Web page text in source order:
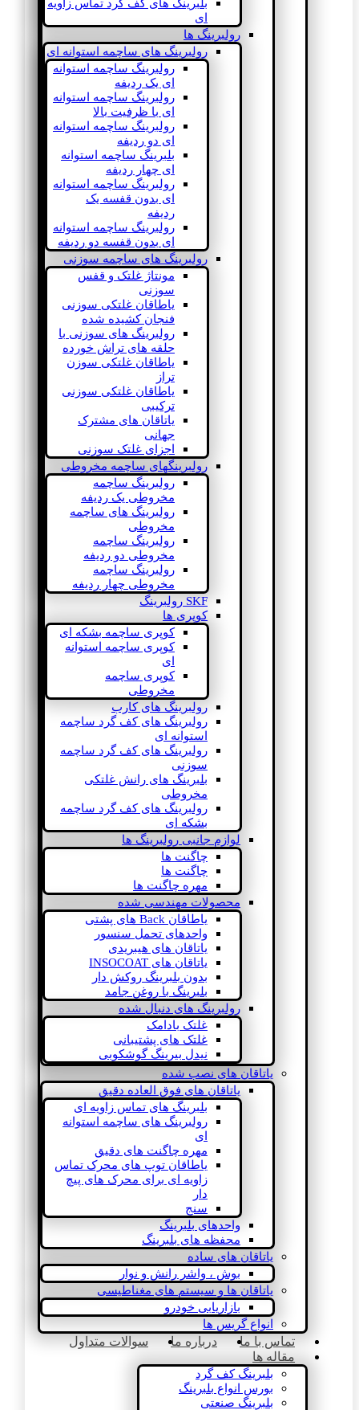
بلبرینگ های کف گرد تماس زاویه
ای
رولبرینگ ها
رولبرینگ های ساچمه استوانه ای
رولبرینگ ساچمه استوانه
ای یک ردیفه
رولبرینگ ساچمه استوانه
ای با ظرفیت بالا
رولبرینگ ساچمه استوانه
ای دو ردیفه
بلبرینگ ساچمه استوانه
ای چهار ردیفه
رولبرینگ ساچمه استوانه
ای بدون قفسه یک
ردیفه
رولبرینگ ساچمه استوانه
ای بدون قفسه دو ردیفه
رولبرینگ های ساچمه سوزنی
مونتاژ غلتک و قفس
سوزنی
یاطاقان غلتکی سوزنی
فنجان کشیده شده
رولبرینگ های سوزنی با
حلقه های تراش خورده
یاطاقان غلتکی سوزن
تراز
یاطاقان غلتکی سوزنی
ترکیبی
یاتاقان های مشترک
جهانی
اجزای غلتک سوزنی
رولبرینگهای ساچمه مخروطی
رولبرینگ ساچمه
مخروطی یک ردیفه
رولبرینگ های ساچمه
مخروطی
رولبرینگ ساچمه
مخروطی دو ردیفه
رولبرینگ ساچمه
مخروطی چهار ردیفه
SKF رولبرینگ
کوپری ها
کوپری ساچمه بشکه ای
کوپری ساچمه استوانه
ای
کوپری ساچمه
مخروطی
رولبرینگ های کارب
رولبرینگ های کف گرد ساچمه
استوانه ای
رولبرینگ های کف گرد ساچمه
سوزنی
بلبرینگ های رانش غلتکی
مخروطی
رولبرینگ های کف گرد ساچمه
بشکه ای
لوازم جانبی رولبرینگ ها
چاگنت ها
چاگنت ها
مهره چاگنت ها
محصولات مهندسی شده
یاطاقان Back های پشتی
واحدهای تحمل سنسور
یاتاقان های هیبریدی
یاتاقان های INSOCOAT
بدون بلبرینگ روکش دار
بلبرینگ با روغن جامد
رولبرینگ های دنبال شده
غلتک بادامک
غلتک های پشتیبانی
نیدل بیرینگ گوشکوبی
یاتاقان های نصب شده
یاتاقان های فوق العاده دقیق
بلبرینگ های تماس زاویه ای
رولبرینگ های ساچمه استوانه
ای
مهره چاگنت های دقیق
یاطاقان توپ های محرک تماس
زاویه ای برای محرک های پیچ
دار
سنج
واحدهای بلبرینگ
محفظه های بلبرینگ
یاتاقان های ساده
بوش ، واشر رانش و نوار
یاتاقان ها و سیستم های مغناطیسی
بازاریابی خودرو
انواع گریس ها
تماس با ما درباره ما
سوالات متداول
مقاله ها
بلبرینگ کف گرد
بورس انواع بلبرینگ
بلبرینگ صنعتی